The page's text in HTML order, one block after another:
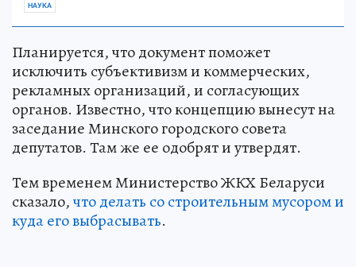
НАУКА
Планируется, что документ поможет
исключить субъективизм и коммерческих,
рекламных организаций, и согласующих
органов. Известно, что концепцию вынесут на
заседание Минского городского совета
депутатов. Там же ее одобрят и утвердят.
Тем временем Министерство ЖКХ Беларуси
сказало,что делать со строительным мусором и
куда его выбрасывать.